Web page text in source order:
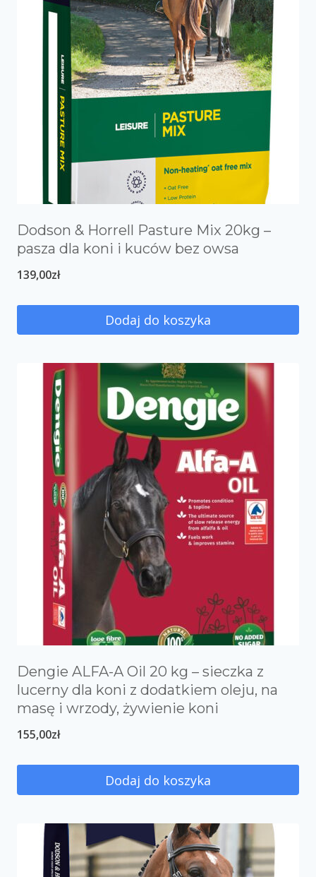
Dodson & Horrell Pasture Mix 20kg –
pasza dla koni i kuców bez owsa
139,00zł
Dodaj do koszyka
Dengie ALFA-A Oil 20 kg – sieczka z
lucerny dla koni z dodatkiem oleju, na
masę i wrzody, żywienie koni
155,00zł
Dodaj do koszyka